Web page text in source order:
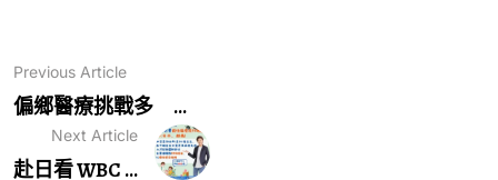
Previous Article
偏鄉醫療挑戰多 ...
Next Article
赴日看 WBC ...